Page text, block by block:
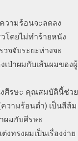
วามร้อนจะลดลง
โดยไม่ทำร้ายหนัง
จจับระยะห่างจะ
เป่าผมกับเส้นผมของผู้
ศีรษะ คุณสมบัตินี้ช่วย
วามร้อนต่ำ) เป็นสีส้ม
ผมกับศีรษะ
ทรงผมเป็นเรื่องง่าย